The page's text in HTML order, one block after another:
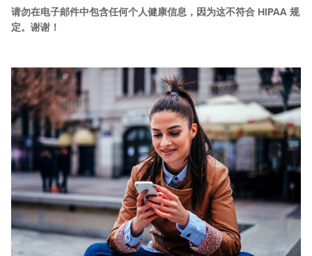
请勿在电子邮件中包含任何个人健康信息，因为这不符合 HIPAA 规
定。谢谢！